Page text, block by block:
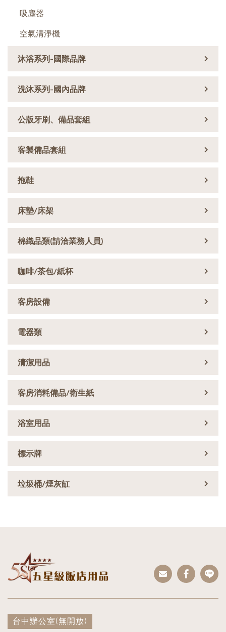
吸塵器
空氣清淨機
沐浴系列-國際品牌
洗沐系列-國內品牌
公版牙刷、備品套組
客製備品套組
拖鞋
床墊/床架
棉織品類(請洽業務人員)
咖啡/茶包/紙杯
客房設備
電器類
清潔用品
客房消耗備品/衛生紙
浴室用品
標示牌
垃圾桶/煙灰缸
台中辦公室(無開放)